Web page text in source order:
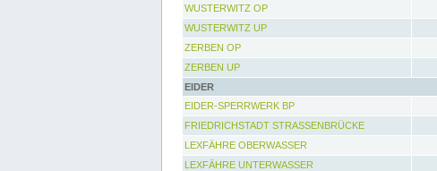
WUSTERWITZ OP
WUSTERWITZ UP
ZERBEN OP
ZERBEN UP
EIDER
EIDER-SPERRWERK BP
FRIEDRICHSTADT STRASSENBRÜCKE
LEXFÄHRE OBERWASSER
LEXFÄHRE UNTERWASSER